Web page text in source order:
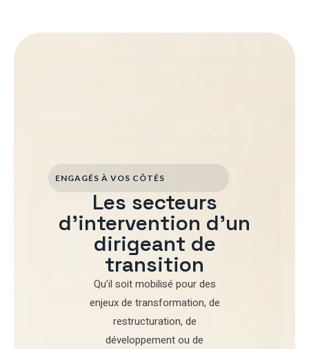
ENGAGÉS À VOS CÔTÉS
Les secteurs
d'intervention d'un
dirigeant de
transition
Qu’il soit mobilisé pourdes
enjeux de transformation, de
restructuration, de
développementou de